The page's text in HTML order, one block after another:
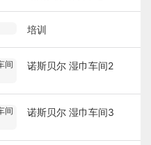
培训
诺斯贝尔 湿巾车间2
诺斯贝尔 湿巾车间3